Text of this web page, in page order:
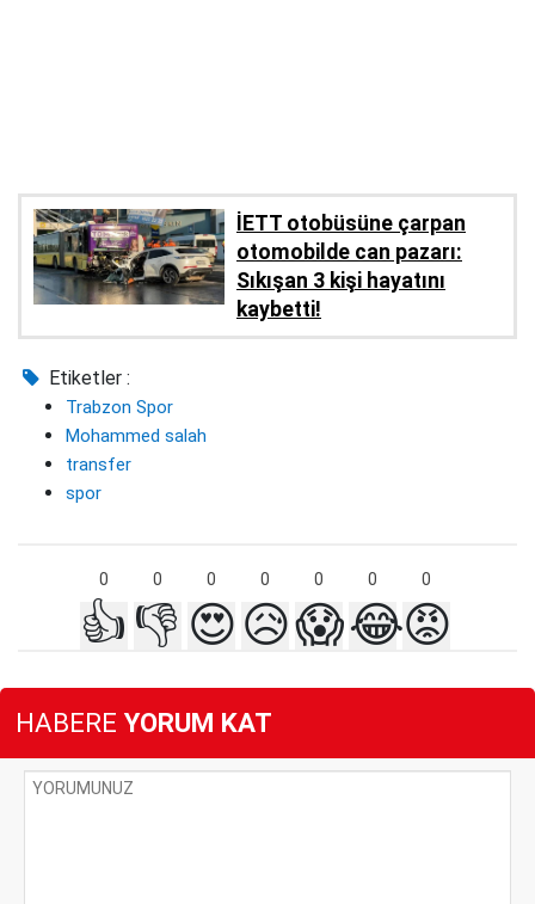
İETT otobüsüne çarpan
otomobilde can pazarı:
Sıkışan 3 kişi hayatını
kaybetti!
Etiketler :
Trabzon Spor
Mohammed salah
transfer
spor
0 0 0 0 0 0 0
👍 👎 😍😥😱😂😡
HABERE YORUM KAT